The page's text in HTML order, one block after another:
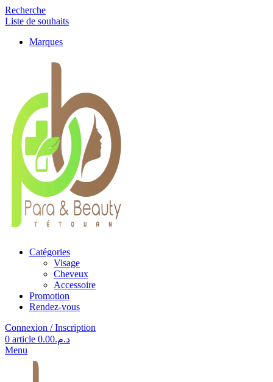
Recherche
Liste de souhaits
Marques
Catégories
Visage
Cheveux
Accessoire
Promotion
Rendez-vous
Connexion / Inscription
0 article د.م.0.00
Menu